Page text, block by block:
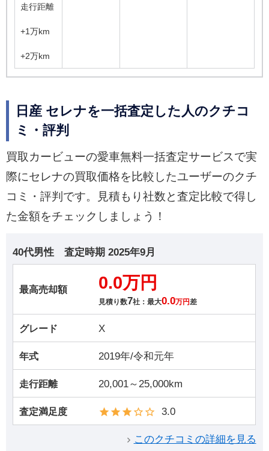
走行距離
+1万km
+2万km
日産 セレナを一括査定した人のクチコ
ミ・評判
買取カービューの愛車無料一括査定サービスで実
際にセレナの買取価格を比較したユーザーのクチ
コミ・評判です。見積もり社数と査定比較で得し
た金額をチェックしましょう！
40代男性 査定時期 2025年9月
最高売却額 0.0万円
見積り数7社：最大0.0万円差
グレード X
年式 2019年/令和元年
走行距離 20,001～25,000km
査定満足度 3.0
このクチコミの詳細を見る